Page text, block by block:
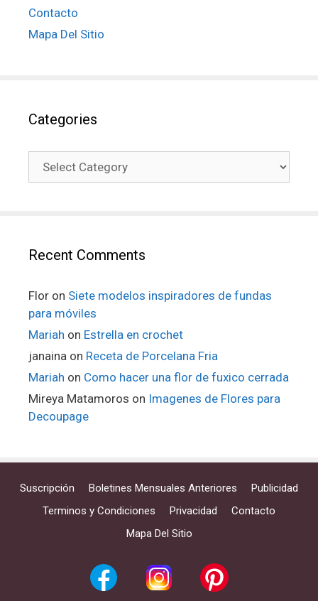
Contacto
Mapa Del Sitio
Categories
Recent Comments
Flor on Siete modelos inspiradores de fundas
para móviles
Mariah on Estrella en crochet
janaina on Receta de Porcelana Fria
Mariah on Como hacer una flor de fuxico cerrada
Mireya Matamoros on Imagenes de Flores para
Decoupage
Suscripción Boletines Mensuales Anteriores
Publicidad
Terminos y Condiciones
Privacidad
Contacto
Mapa Del Sitio